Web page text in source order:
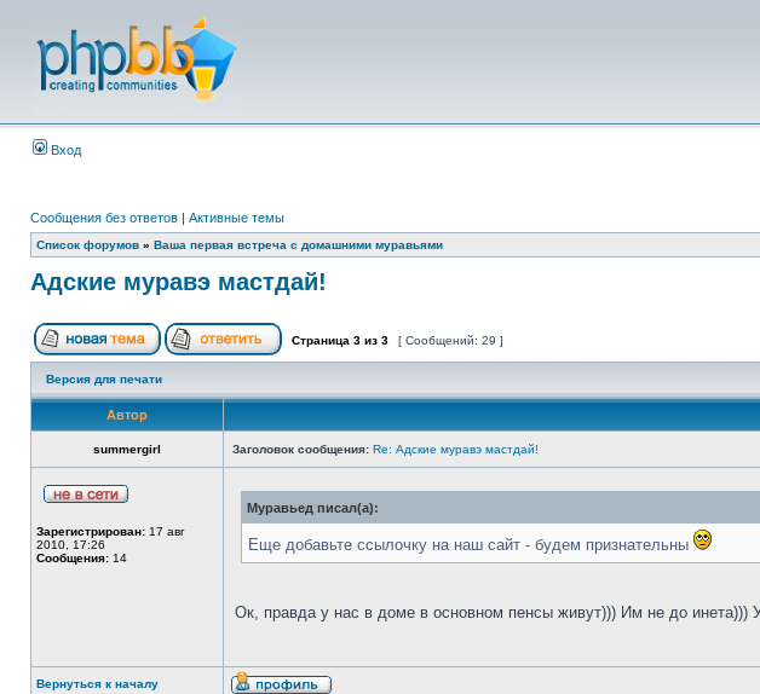
Вход
Сообщения без ответов | Активные темы
Список форумов » Ваша первая встреча с домашними муравьями
Адские муравэ мастдай!
Страница 3 из 3 [ Сообщений: 29 ]
Версия для печати
Автор
summergirl Заголовок сообщения: Re: Адские муравэ мастдай!
Зарегистрирован: 17 авг
2010, 17:26
Сообщения: 14
Муравьед писал(а):
Еще добавьте ссылочку на наш сайт - будем признательны
Ок, правда у нас в доме в основном пенсы живут))) Им не до инета)))
Вернуться к началу